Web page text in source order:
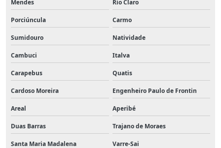
Mendes Rio Claro
Porciúncula Carmo
Sumidouro Natividade
Cambuci Italva
Carapebus Quatis
Cardoso Moreira Engenheiro Paulo de Frontin
Areal Aperibé
Duas Barras Trajano de Moraes
Santa Maria Madalena Varre-Sai